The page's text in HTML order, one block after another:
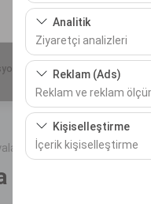
Bu çerezler sitenin
bırakılamaz.
Analitik
Ziyaretçi analizleri
Bu çerezler, sitemizin
etmemizi sağlar. Bu
Reklam (Ads)
Reklam ve reklam
Bu çerezler, size ilgi
etkinliğini (gösterim
Kişiselleştirme
İçerik kişiselleştirme
deneyiminizin
bırakacağım
Şanlıurfa’da ne yenir?
ne yenir? /